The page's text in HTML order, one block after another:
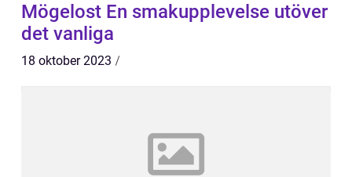
Mögelost En smakupplevelse utöver
det vanliga
18 oktober 2023